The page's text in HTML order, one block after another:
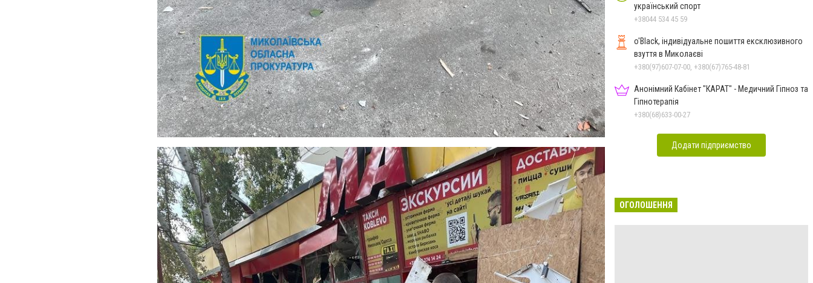
український спорт
+38044 534 45 59
o'Black, індивідуальне пошиття ексклюзивного
взуття в Миколаєві
+380(97)607-07-00, +380(67)765-48-81
Анонімний Кабінет "КАРАТ" - Медичний Гіпноз та
Гіпнотерапія
+380(68)633-00-27
Додати підприємство
ОГОЛОШЕННЯ